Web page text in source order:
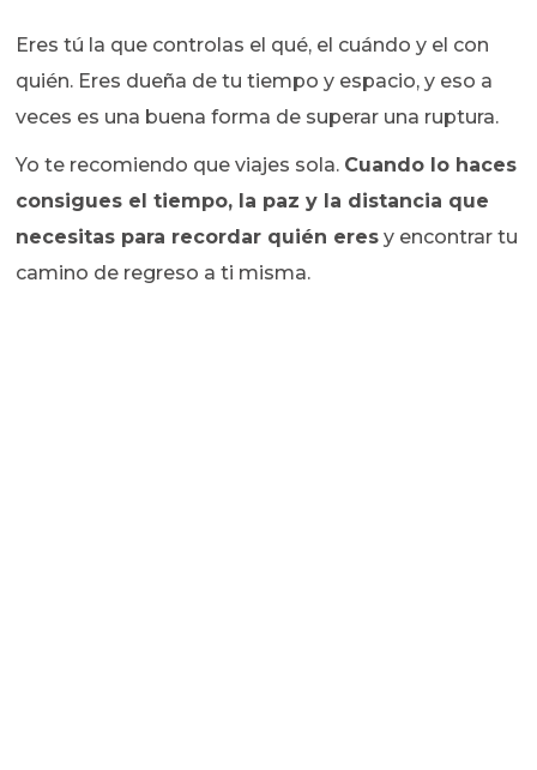
Eres tú la que controlas el qué, el cuándo y el con
quién. Eres dueña de tu tiempo y espacio, y eso a
veces es una buena forma de superar una ruptura.
Yo te recomiendo que viajes sola. Cuando lo haces
consigues el tiempo, la paz y la distancia que
necesitas para recordar quién eres y encontrar tu
camino de regreso a ti misma.